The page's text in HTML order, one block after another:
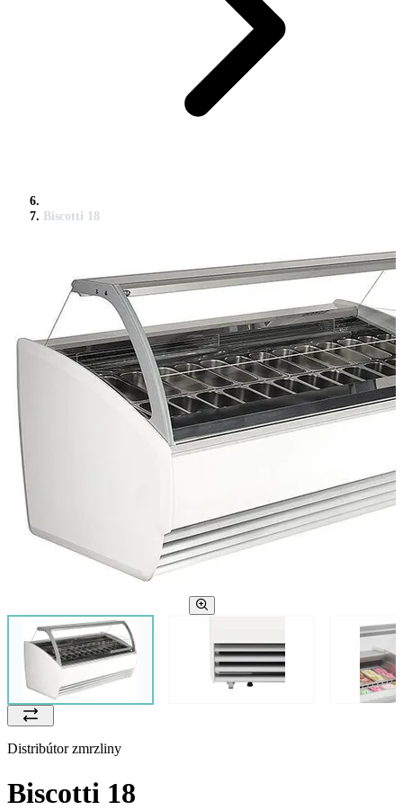
Biscotti 18
Distribútor zmrzliny
Biscotti 18